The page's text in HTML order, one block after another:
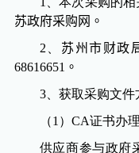
苏政府采购网。
2
苏州市财政
68616651 。
3、获取采购文件
（1 ） CA证书办理
供应商参与政府